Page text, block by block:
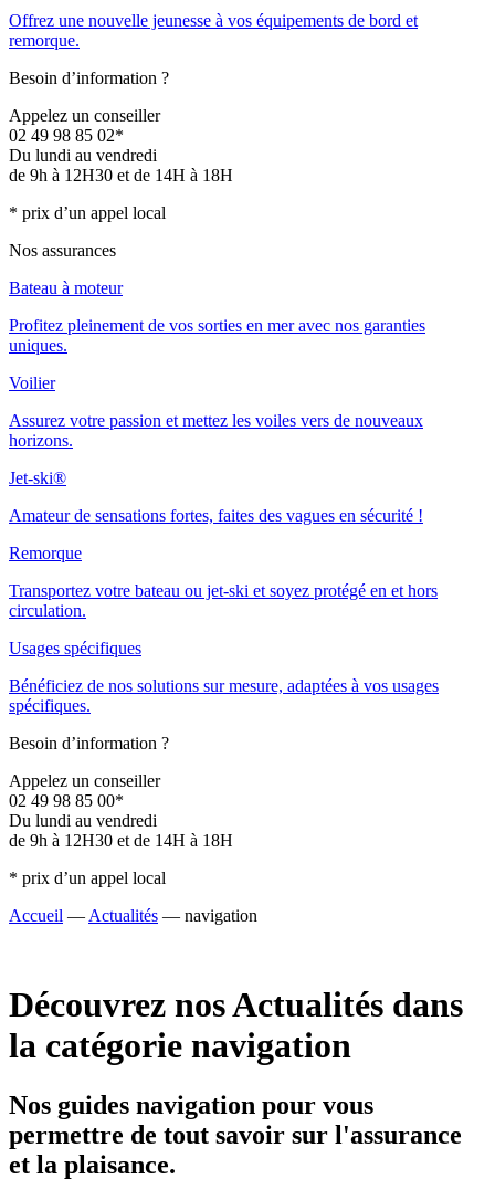
Offrez une nouvelle jeunesse à vos équipements de bord et
remorque.
Besoin d’information ?
Appelez un conseiller
02 49 98 85 02*
Du lundi au vendredi
de 9h à 12H30 et de 14H à 18H
* prix d’un appel local
Nos assurances
Bateau à moteur
Profitez pleinement de vos sorties en mer avec nos garanties
uniques.
Voilier
Assurez votre passion et mettez les voiles vers de nouveaux
horizons.
Jet-ski®
Amateur de sensations fortes, faites des vagues en sécurité !
Remorque
Transportez votre bateau ou jet-ski et soyez protégé en et hors
circulation.
Usages spécifiques
Bénéficiez de nos solutions sur mesure, adaptées à vos usages
spécifiques.
Besoin d’information ?
Appelez un conseiller
02 49 98 85 00*
Du lundi au vendredi
de 9h à 12H30 et de 14H à 18H
* prix d’un appel local
Accueil — Actualités — navigation
Découvrez nosActualités dans
la catégorie navigation
Nos guides navigation pour vous
permettre de tout savoir sur l'assurance
et la plaisance.